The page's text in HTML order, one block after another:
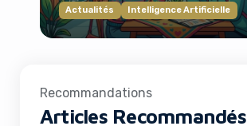
Actualités Intelligence Artificielle
Recommandations
Articles Recommandés